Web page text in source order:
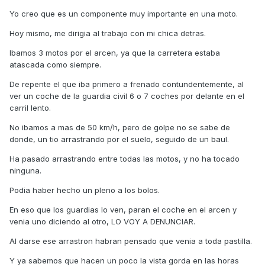
Yo creo que es un componente muy importante en una moto.
Hoy mismo, me dirigia al trabajo con mi chica detras.
Ibamos 3 motos por el arcen, ya que la carretera estaba
atascada como siempre.
De repente el que iba primero a frenado contundentemente, al
ver un coche de la guardia civil 6 o 7 coches por delante en el
carril lento.
No ibamos a mas de 50 km/h, pero de golpe no se sabe de
donde, un tio arrastrando por el suelo, seguido de un baul.
Ha pasado arrastrando entre todas las motos, y no ha tocado
ninguna.
Podia haber hecho un pleno a los bolos.
En eso que los guardias lo ven, paran el coche en el arcen y
venia uno diciendo al otro, LO VOY A DENUNCIAR.
Al darse ese arrastron habran pensado que venia a toda pastilla.
Y ya sabemos que hacen un poco la vista gorda en las horas